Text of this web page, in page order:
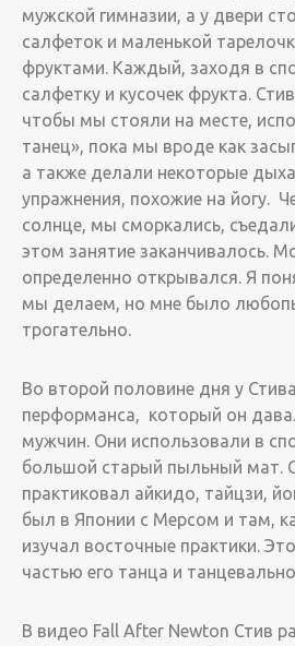
мужской гимназии, а у двери
салфеток и маленькой
фруктами. Каждый, заходя в
салфетку и кусочек фрукта.
чтобы мы стояли на месте,
танец», пока мы вроде как
а также делали некоторые
упражнения, похожие на йогу.
солнце, мы сморкались,
этом занятие заканчивалось.
определенно открывался. Я
мы делаем, но мне было
трогательно.
Во второй половине дня у
перформанса, который он
мужчин. Они использовали в
большой старый пыльный мат.
практиковал айкидо, тайцзи,
был в Японии с Мерсом и там,
изучал восточные практики.
частью его танца и
В видео Fall After Newton Стив